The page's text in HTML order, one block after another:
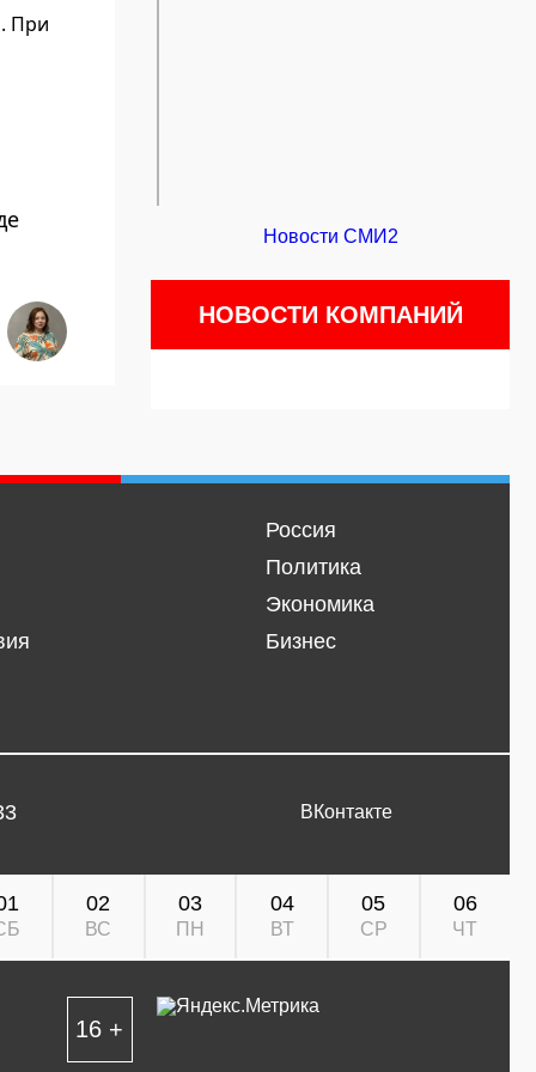
При
Новости СМИ2
НОВОСТИ КОМПАНИЙ
Россия
Политика
Экономика
Бизнес
ВКонтакте
02
ВС
03
ПН
04
ВТ
05
СР
06
ЧТ
16 +